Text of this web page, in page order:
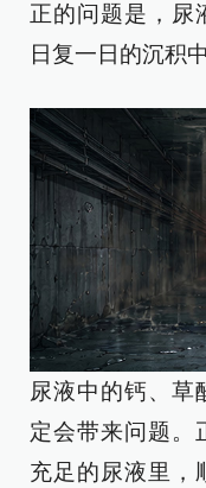
正的问题是，尿
日复一日的沉积
尿液中的钙、草
定会带来问题。
充足的尿液里，